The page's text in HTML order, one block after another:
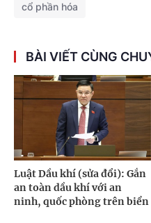
cổ phần hóa
BÀI VIẾT CÙNG
Luật Dầu khí (sửa đổi): Gắn
an toàn dầu khí với an
ninh, quốc phòng trên biển